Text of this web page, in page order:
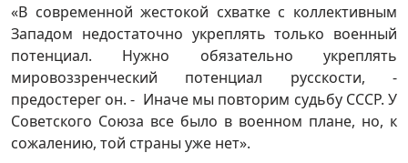
«В современной жестокой схватке с коллективным
Западом недостаточно укреплять только военный
потенциал. Нужно обязательно укреплять
мировоззренческий потенциал русскости, -
предостерег он. - Иначе мы повторим судьбу СССР. У
Советского Союза все было в военном плане, но, к
сожалению, той страны уже нет».